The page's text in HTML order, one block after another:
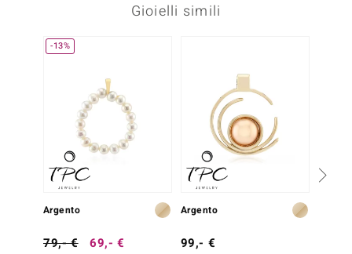
Collection
by de Melo
Gioielli simili
-13%
Argento
79,- € 69,- €
Argento
99,- €